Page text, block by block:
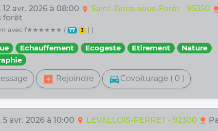
12 avr. 2026 à 08:00 location_on Saint-Brice-sous-Forêt - 95350 nature
forêt
avec f★★★★★★ ( 77 3 | )
Echauffement Ecogeste Etirement
Nature
add_box Rejoindre directions_car Covoiturage ( 0 )
5 avr. 2026 à 10:00 location_on LEVALLOIS-PERRET - 92300 nature